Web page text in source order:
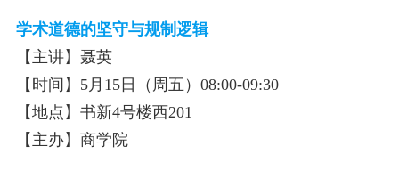
学术道德的坚守与规制逻辑
【主讲】聂英
【时间】5月15日（周五）08:00-09:30
【地点】书新4号楼西201
【主办】商学院